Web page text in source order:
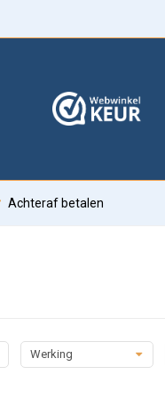
Achteraf betalen
Werking